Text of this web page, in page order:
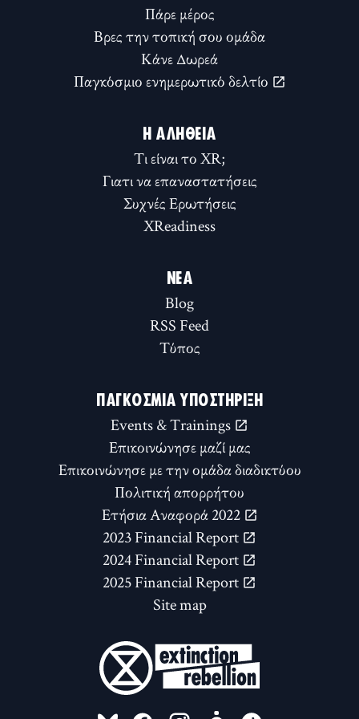
Πάρε μέρος
Βρες την τοπική σου ομάδα
Κάνε Δωρεά
Παγκόσμιο ενημερωτικό δελτίο
Η ΑΛΉΘΕΙΑ
Τι είναι το XR;
Γιατι να επαναστατήσεις
Συχνές Ερωτήσεις
XReadiness
ΝΈΑ
Blog
RSS Feed
Τύπος
ΠΑΓΚΌΣΜΙΑ ΥΠΟΣΤΉΡΙΞΗ
Events & Trainings
Επικοινώνησε μαζί μας
Επικοινώνησε με την ομάδα διαδικτύου
Πολιτική απορρήτου
Ετήσια Αναφορά 2022
2023 Financial Report
2024 Financial Report
2025 Financial Report
Site map